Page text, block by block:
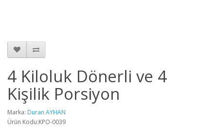
4 Kiloluk Dönerli ve 4
Kişilik Porsiyon
Marka: Duran AYHAN
Ürün Kodu:KPO-0039